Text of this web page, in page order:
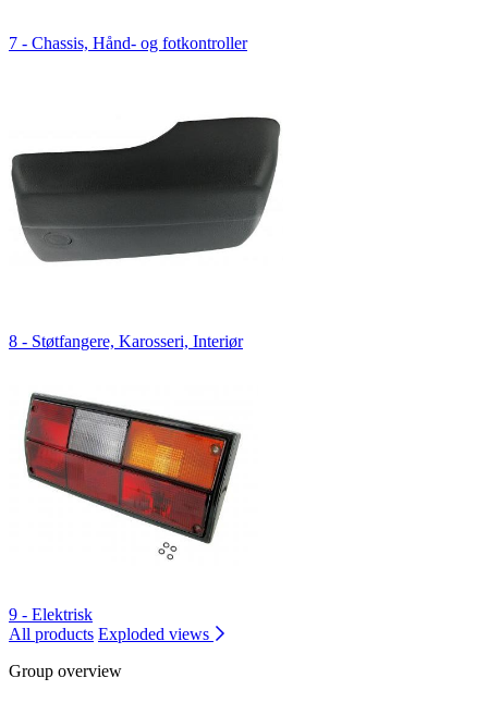
7 - Chassis, Hånd- og fotkontroller
8 - Støtfangere, Karosseri, Interiør
9 - Elektrisk
All products Exploded views
Group overview